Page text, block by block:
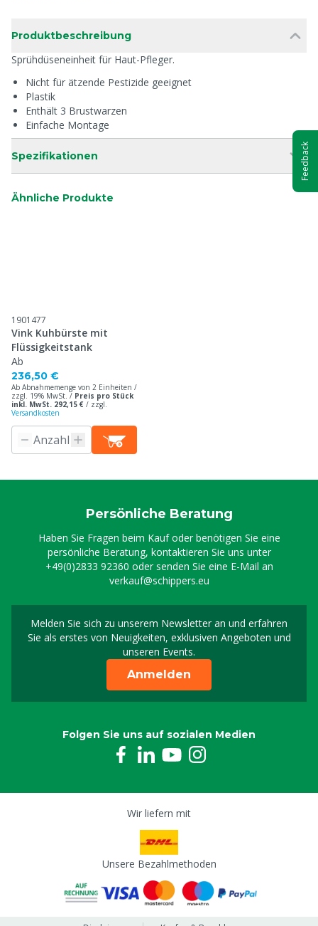
Produktbeschreibung
Sprühdüseneinheit für Haut-Pfleger.
Nicht für ätzende Pestizide geeignet
Plastik
Enthält 3 Brustwarzen
Einfache Montage
Spezifikationen
Ähnliche Produkte
1901477
Vink Kuhbürste mit
Flüssigkeitstank
Ab
236,50 €
Ab Abnahmemenge von 2 Einheiten /
zzgl. 19% MwSt. / Preis pro Stück
inkl. MwSt. 292,15 € / zzgl.
Versandkosten
Persönliche Beratung
Haben Sie Fragen beim Kauf oder benötigen Sie eine
persönliche Beratung, kontaktieren Sie uns unter
+49(0)2833 92360 oder senden Sie eine E-Mail an
verkauf@schippers.eu
Melden Sie sich zu unserem Newsletter an und erfahren
Sie als erstes von Neuigkeiten, exklusiven Angeboten und
unseren Events.
Melden Sie sich für
Anmelden
Folgen Sie uns auf sozialen Medien
Wir liefern mit
Unsere Bezahlmethoden
Feedback